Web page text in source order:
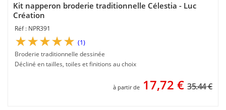
Kit napperon broderie traditionnelle Célestia - Luc
Création
NPR391
(1)
Broderie traditionnelle dessinée
Décliné en tailles, toiles et finitions au choix
à partir de 17,72 € 35.44 €